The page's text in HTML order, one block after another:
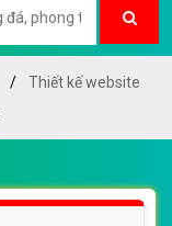
Thiết kế website